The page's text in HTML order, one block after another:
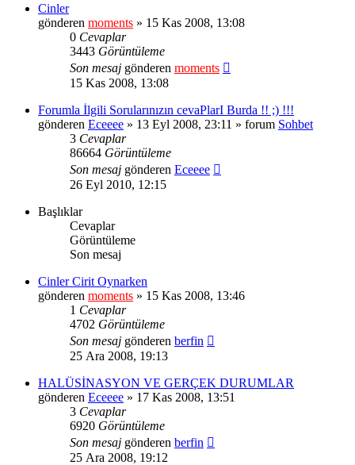
Cinler
gönderen moments » 15 Kas 2008, 13:08
0 Cevaplar
3443 Görüntüleme
Son mesaj gönderen moments
15 Kas 2008, 13:08
Forumla İlgili Sorularınızın cevaPlarI Burda !! ;) !!!
gönderen Eceeee » 13 Eyl 2008, 23:11 » forum Sohbet
3 Cevaplar
86664 Görüntüleme
Son mesaj gönderen Eceeee
26 Eyl 2010, 12:15
Başlıklar
Cevaplar
Görüntüleme
Son mesaj
Cinler Cirit Oynarken
gönderen moments » 15 Kas 2008, 13:46
1 Cevaplar
4702 Görüntüleme
Son mesaj gönderen berfin
25 Ara 2008, 19:13
HALÜSİNASYON VE GERÇEK DURUMLAR
gönderen Eceeee » 17 Kas 2008, 13:51
3 Cevaplar
6920 Görüntüleme
Son mesaj gönderen berfin
25 Ara 2008, 19:12